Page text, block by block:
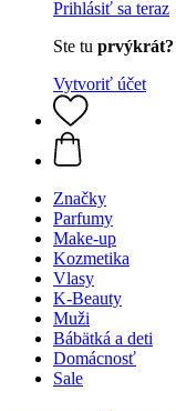
Prihlásiť sa teraz
Ste tu prvýkrát?
Vytvoriť účet
Značky
Parfumy
Make-up
Kozmetika
Vlasy
K-Beauty
Muži
Bábätká a deti
Domácnosť
Sale